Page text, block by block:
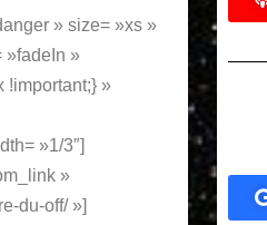
» size= »xs »
»fadeIn »
!important;} »
»1/3″]
»
du-off/ »]